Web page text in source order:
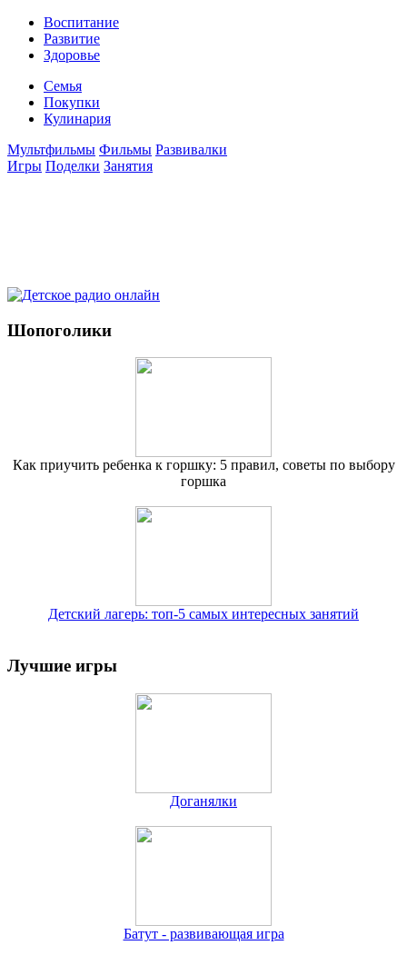
Воспитание
Развитие
Здоровье
Семья
Покупки
Кулинария
Мультфильмы Фильмы Развивалки
Игры Поделки Занятия
Шопоголики
Как приучить ребенка к горшку: 5 правил, советы по выбору
горшка
Детский лагерь: топ-5 самых интересных занятий
Лучшие игры
Доганялки
Батут - развивающая игра